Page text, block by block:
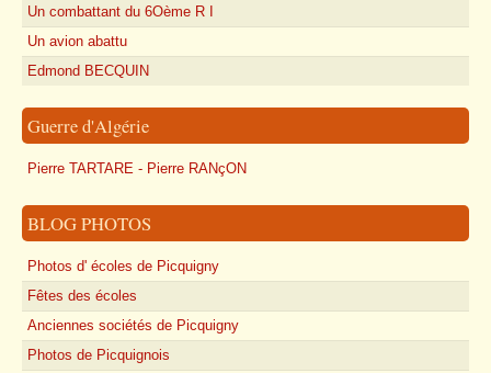
Un combattant du 6Oème R I
Un avion abattu
Edmond BECQUIN
Guerre d'Algérie
Pierre TARTARE - Pierre RANçON
BLOG PHOTOS
Photos d' écoles de Picquigny
Fêtes des écoles
Anciennes sociétés de Picquigny
Photos de Picquignois